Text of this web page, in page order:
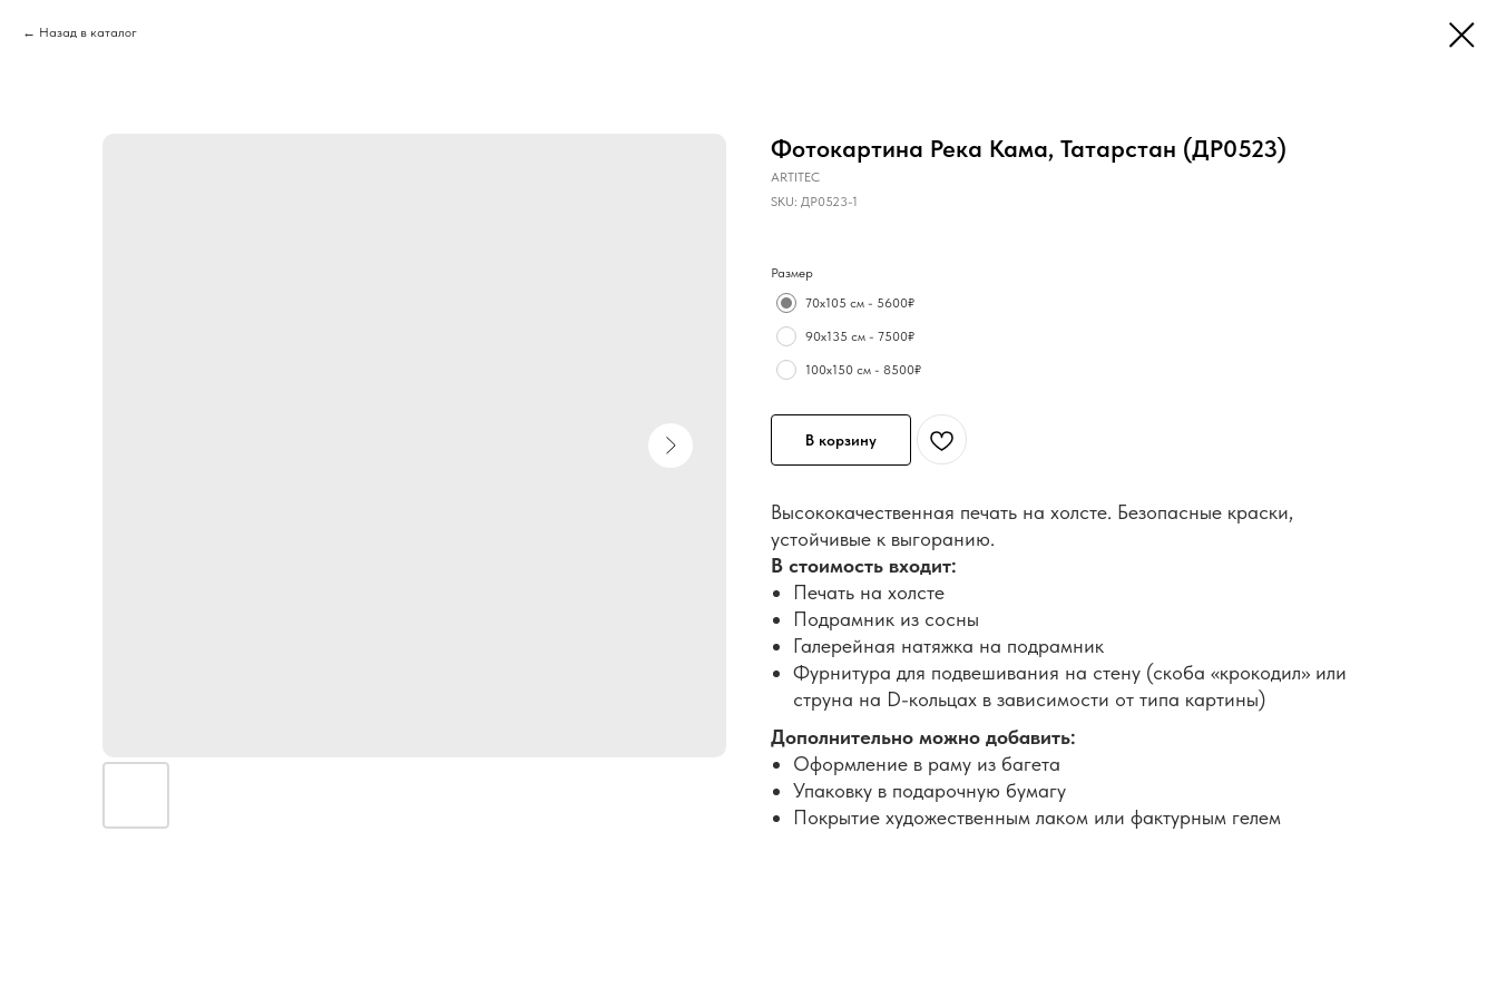
Назад в каталог
Фотокартина Река Кама, Татарстан (ДР0523)
ARTITEC
SKU: ДР0523-1
Размер
70х105 см - 5600₽
90х135 см - 7500₽
100х150 см - 8500₽
В корзину
Высококачественная печать на холсте. Безопасные краски,
устойчивые к выгоранию.
В стоимость входит:
Печать на холсте
Подрамник из сосны
Галерейная натяжка на подрамник
Фурнитура для подвешивания на стену (скоба «крокодил» или
струна на D-кольцах в зависимости от типа картины)
Дополнительно можно добавить:
Оформление в раму из багета
Упаковку в подарочную бумагу
Покрытие художественным лаком или фактурным гелем